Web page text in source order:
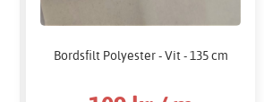
Bordsfilt Polyester - Vit - 135 cm